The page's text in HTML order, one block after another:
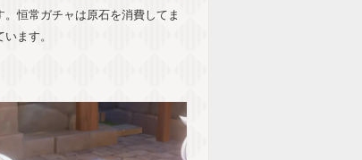
恒常ガチャは原石を消費してま
ます。